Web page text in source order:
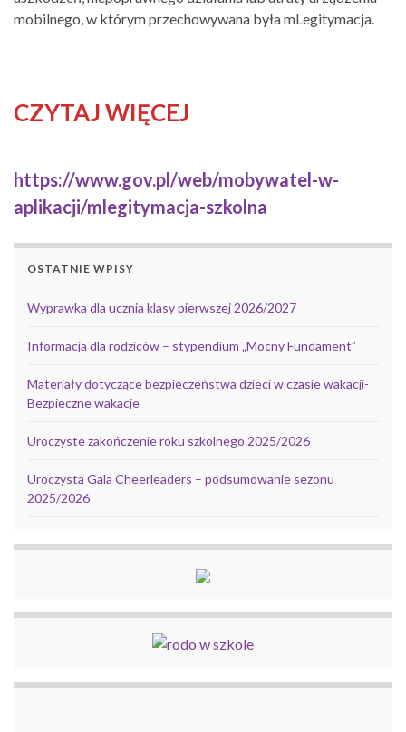
mobilnego, w którym przechowywana była mLegitymacja.
CZYTAJ WIĘCEJ
https://www.gov.pl/web/mobywatel-w-
aplikacji/mlegitymacja-szkolna
OSTATNIE WPISY
Wyprawka dla ucznia klasy pierwszej 2026/2027
Informacja dla rodziców – stypendium „Mocny Fundament”
Materiały dotyczące bezpieczeństwa dzieci w czasie wakacji-
Bezpieczne wakacje
Uroczyste zakończenie roku szkolnego 2025/2026
Uroczysta Gala Cheerleaders – podsumowanie sezonu
2025/2026